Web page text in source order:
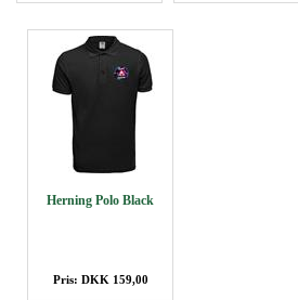
Herning Polo Black
Pris: DKK 159,00